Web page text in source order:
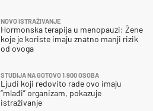
NOVO ISTRAŽIVANJE
Hormonska terapija u menopauzi: Žene
koje je koriste imaju znatno manji rizik
od ovoga
STUDIJA NA GOTOVO 1.900 OSOBA
Ljudi koji redovito rade ovo imaju
“mlađi” organizam, pokazuje
istraživanje